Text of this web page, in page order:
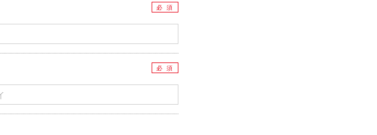
必 須
必 須